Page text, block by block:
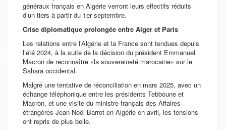
généraux français en Algérie verront leurs effectifs réduits
d’un tiers à partir du 1er septembre.
Crise diplomatique prolongée entre Alger et Paris
Les relations entre l’Algérie et la France sont tendues depuis
l’été 2024, à la suite de la décision du président Emmanuel
Macron de reconnaître «la souveraineté marocaine» sur le
Sahara occidental.
Malgré une tentative de réconciliation en mars 2025, avec un
échange téléphonique entre les présidents Tebboune et
Macron, et une visite du ministre français des Affaires
étrangères Jean-Noël Barrot en Algérie en avril, les tensions
ont repris de plus belle.